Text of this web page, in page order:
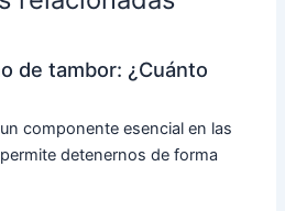
de tambor: ¿Cuánto
componente esencial en las
detenernos de forma